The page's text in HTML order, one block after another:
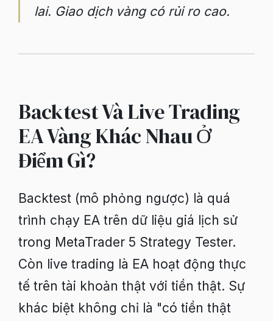
lai. Giao dịch vàng có rủi ro cao.
Backtest Và Live Trading
EA Vàng Khác Nhau Ở
Điểm Gì?
Backtest (mô phỏng ngược) là quá
trình chạy EA trên dữ liệu giá lịch sử
trong MetaTrader 5 Strategy Tester.
Còn live trading là EA hoạt động thực
tế trên tài khoản thật với tiền thật. Sự
khác biệt không chỉ là "có tiền thật